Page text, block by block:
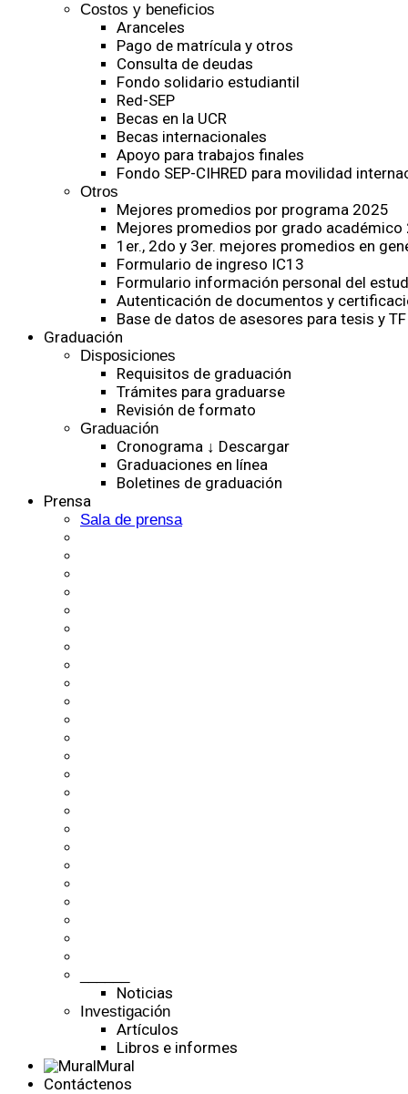
Costos y beneficios
Aranceles
Pago de matrícula y otros
Consulta de deudas
Fondo solidario estudiantil
Red-SEP
Becas en la UCR
Becas internacionales
Apoyo para trabajos finales
Fondo SEP-CIHRED para movilidad
Otros
Mejores promedios por programa 2025
Mejores promedios por grado académico
1er., 2do y 3er. mejores promedios en
Formulario de ingreso IC13
Formulario información personal del
Autenticación de documentos y
Base de datos de asesores para tesis y
Graduación
Disposiciones
Requisitos de graduación
Trámites para graduarse
Revisión de formato
Graduación
Cronograma ↓ Descargar
Graduaciones en línea
Boletines de graduación
Prensa
Sala de prensa
Noticias
Investigación
Artículos
Libros e informes
Mural
Contáctenos